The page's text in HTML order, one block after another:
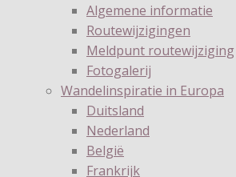
Algemene informatie
Routewijzigingen
Meldpunt routewijziging
Fotogalerij
Wandelinspiratie in Europa
Duitsland
Nederland
België
Frankrijk